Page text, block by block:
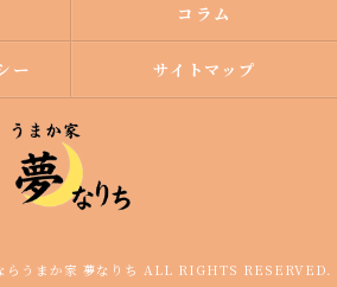
コラム
ー サイトマップ
らうまか家 夢なりち ALL RIGHTS RESERVED.